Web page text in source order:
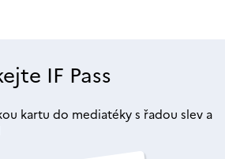
IF Pass
kartu do mediatéky s řadou slev a